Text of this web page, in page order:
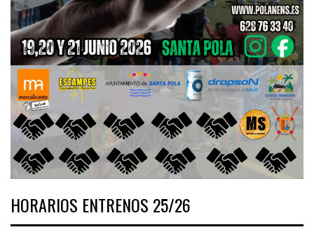
HORARIOS ENTRENOS 25/26